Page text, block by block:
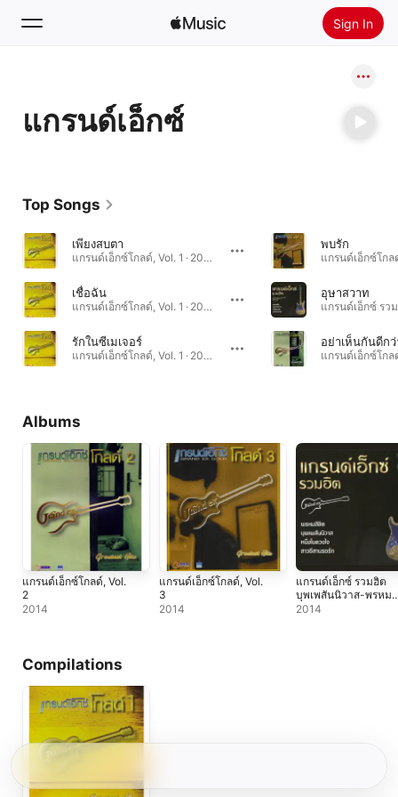
Sign In
Home
Radio
แกรนด์เอ็กซ์
Top Songs
เพียงสบตา
แกรนด์เอ็กซ์โกลด์, Vol. 1 · 2014
เชื่อฉัน
แกรนด์เอ็กซ์โกลด์, Vol. 1 · 2014
รักในซีเมเจอร์
แกรนด์เอ็กซ์โกลด์, Vol. 1 · 2014
พบรัก
อุษาสวาท
อย่าเห็นกันดีกว่
Albums
แกรนด์เอ็กซ์โกลด์, Vol.
2
2014
แกรนด์เอ็กซ์โกลด์, Vol.
3
2014
แกรนด์เอ็กซ์ รวมฮิต
บุพเพสันนิวาส-พรหม
ลิขิต
2014
Compilations